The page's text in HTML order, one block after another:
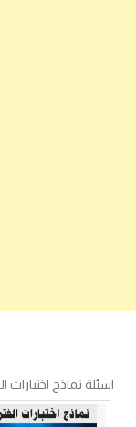
اسئلة نماذج